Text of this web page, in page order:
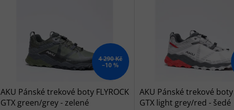
4 290 Kč
–10 %
AKU Pánské trekové boty FLYROCK
GTX green/grey - zelené
AKU Pánské trekové boty
GTX light grey/red - šedé